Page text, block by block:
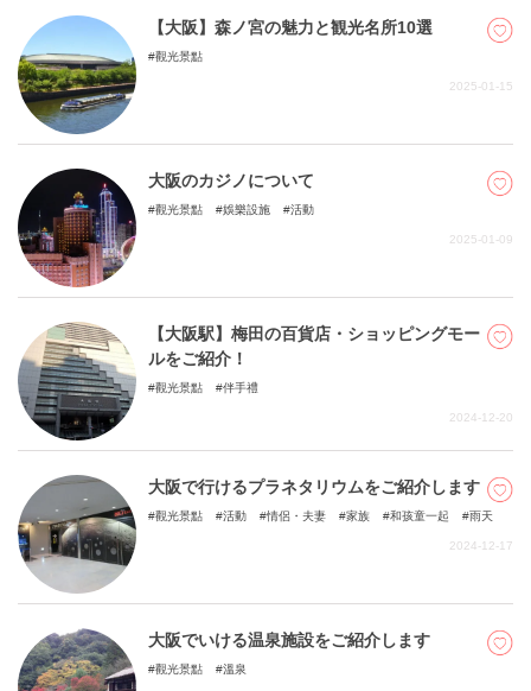
【大阪】森ノ宮の魅力と観光名所10選
觀光景點
2025-01-15
大阪のカジノについて
觀光景點 娛樂設施 活動
2025-01-09
【大阪駅】梅田の百貨店・ショッピングモー
ルをご紹介！
觀光景點 伴手禮
2024-12-20
大阪で行けるプラネタリウムをご紹介します
觀光景點 活動 情侶・夫妻 家族 和孩童一起 雨天
2024-12-17
大阪でいける温泉施設をご紹介します
觀光景點 溫泉